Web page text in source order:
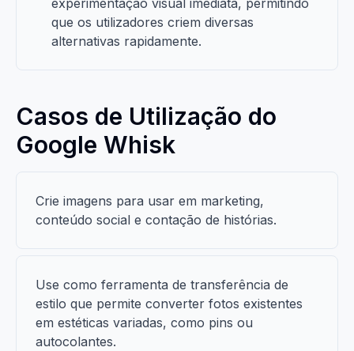
experimentação visual imediata, permitindo
que os utilizadores criem diversas
alternativas rapidamente.
Casos de Utilização do
Google Whisk
Crie imagens para usar em marketing,
conteúdo social e contação de histórias.
Use como ferramenta de transferência de
estilo que permite converter fotos existentes
em estéticas variadas, como pins ou
autocolantes.